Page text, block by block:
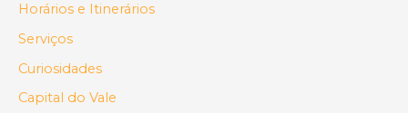
Horários e Itinerários
Serviços
Curiosidades
Capital do Vale